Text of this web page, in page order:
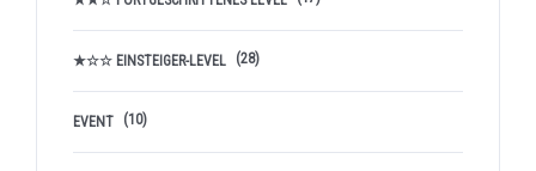
★☆☆ EINSTEIGER-LEVEL (28)
EVENT (10)